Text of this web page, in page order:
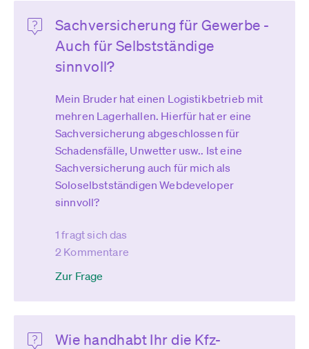
Sachversicherung für Gewerbe -
Auch für Selbstständige
sinnvoll?
Mein Bruder hat einen Logistikbetrieb mit
mehren Lagerhallen. Hierfür hat er eine
Sachversicherung abgeschlossen für
Schadensfälle, Unwetter usw.. Ist eine
Sachversicherung auch für mich als
Soloselbstständigen Webdeveloper
sinnvoll?
1 fragt sich das
2 Kommentare
Zur Frage
Wie handhabt Ihr die Kfz-